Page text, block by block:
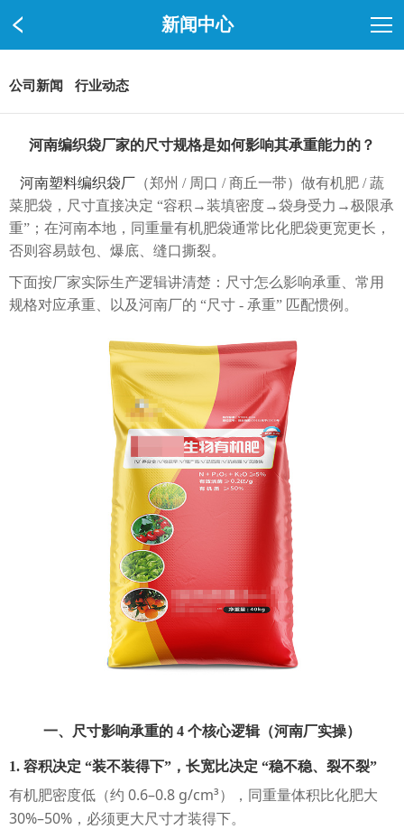
新闻中心
公司新闻 行业动态
河南编织袋厂家的尺寸规格是如何影响其承重能力的？
河南塑料编织袋厂 （郑州 / 周口 / 商丘一带）做有机肥 / 蔬
菜肥袋，尺寸直接决定 “容积→装填密度→袋身受力→极限承
重”；在河南本地，同重量有机肥袋通常比化肥袋更宽更长，
否则容易鼓包、爆底、缝口撕裂。
下面按厂家实际生产逻辑讲清楚：尺寸怎么影响承重、常用
规格对应承重、以及河南厂的 “尺寸 - 承重” 匹配惯例。
一、尺寸影响承重的 4 个核心逻辑（河南厂实操）
1. 容积决定 “装不装得下”，长宽比决定 “稳不稳、裂不裂”
有机肥密度低（约 0.6–0.8 g/cm³），同重量体积比化肥大
30%–50%，必须更大尺寸才装得下。